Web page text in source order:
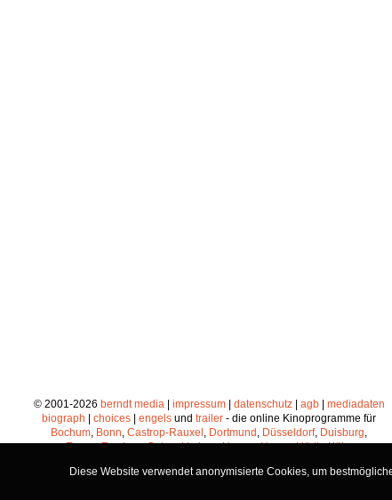
© 2001-2026 berndt media | impressum| datenschutz| agb| mediadaten
biograph | choices | engels und trailer - die online Kinoprogramme für
Bochum Bonn Castrop-Rauxel Dortmund Düsseldorf, Duisburg
Essen,Frechen,Gelsenkirchen,Hagen,Herne,Hürth,Köln,
Recklinghausen,SolingenundWuppertal
Diese Website verwendet anonymisierte Cookies, um